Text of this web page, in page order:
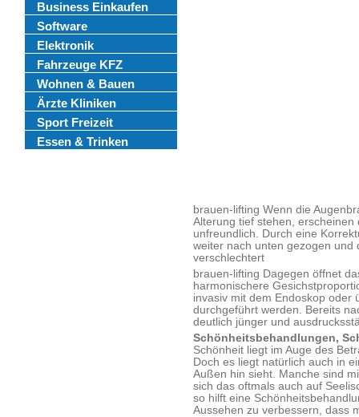
Business Einkaufen
Software
Elektronik
Fahrzeuge KFZ
Wohnen & Bauen
Ärzte Kliniken
Sport Freizeit
Essen & Trinken
brauen-lifting Wenn die
Alterung tief stehen,
unfreundlich. Durch eine
weiter nach unten gezogen und
verschlechtert
brauen-lifting Dagegen öffnet
harmonischere
invasiv mit dem Endoskop oder
durchgeführt werden. Bereits
deutlich jünger und
Schönheitsbehandlungen,
Schönheit liegt im Auge des
Doch es liegt natürlich auch in
Außen hin sieht. Manche sind
sich das oftmals auch auf
so hilft eine
Aussehen zu verbessern, dass